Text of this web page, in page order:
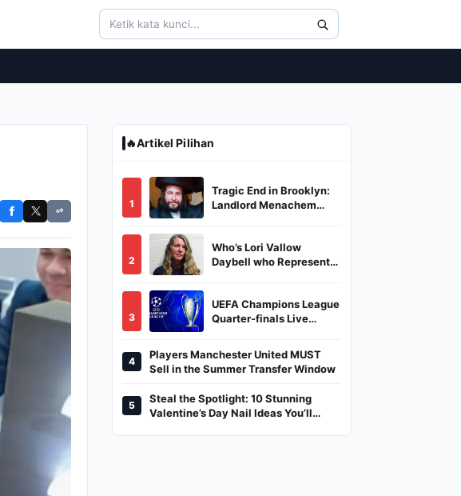
🔥Artikel Pilihan
1
Tragic End in Brooklyn:
Landlord Menachem
Burned in a Dumpster
2
Who’s Lori Vallow
Daybell who Represents
3
UEFA Champions League
Quarter-finals Live
And Where To Watch
4
Players Manchester United MUST
Sell in the Summer Transfer Window
5
Steal the Spotlight: 10 Stunning
Valentine’s Day Nail Ideas You’ll